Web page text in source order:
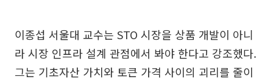
이종섭 서울대 교수는 STO 시장을 상품 개발이 아니
라 시장 인프라 설계 관점에서 봐야 한다고 강조했다.
그는 기초자산 가치와 토큰 가격 사이의 괴리를 줄이